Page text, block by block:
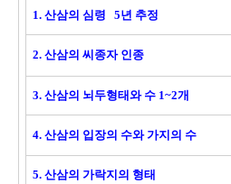
1. 산삼의 심령 5년 추정
2. 산삼의 씨종자 인종
3. 산삼의 뇌두형태와 수 1~2개
4. 산삼의 입장의 수와 가지의 수
5. 산삼의 가락지의 형태